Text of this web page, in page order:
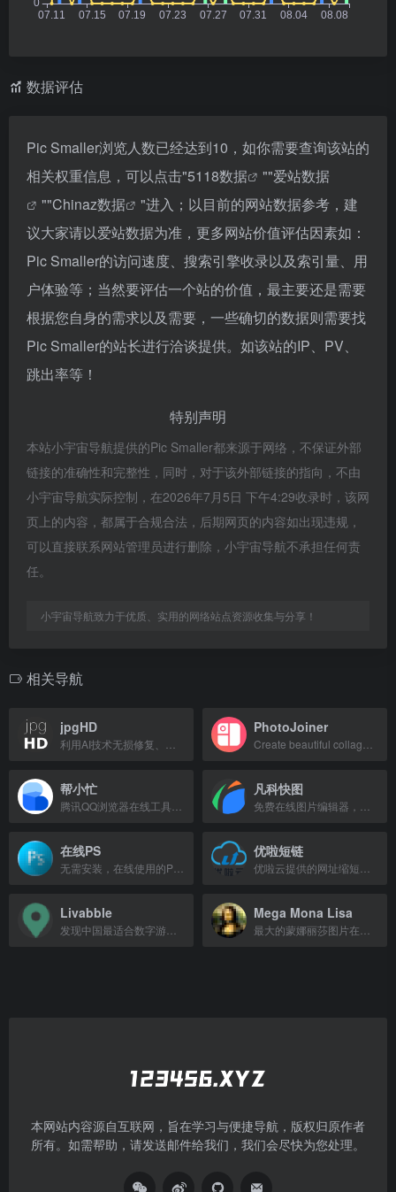
数据评估
Pic Smaller浏览人数已经达到10，如你需要查询该站的
相关权重信息，可以点击"5118数据 ""爱站数据
""Chinaz数据
"进入；以目前的网站数据参考，建
议大家请以爱站数据为准，更多网站价值评估因素如：
Pic Smaller的访问速度、搜索引擎收录以及索引量、用
户体验等；当然要评估一个站的价值，最主要还是需要
根据您自身的需求以及需要，一些确切的数据则需要找
Pic Smaller的站长进行洽谈提供。如该站的IP、PV、
跳出率等！
特别声明
本站小宇宙导航提供的Pic Smaller都来源于网络，不保证外部
链接的准确性和完整性，同时，对于该外部链接的指向，不由
小宇宙导航实际控制，在2026年7月5日 下午4:29收录时，该网
页上的内容，都属于合规合法，后期网页的内容如出现违规，
可以直接联系网站管理员进行删除，小宇宙导航不承担任何责
任。
小宇宙导航致力于优质、实用的网络站点资源收集与分享！
相关导航
jpgHD PhotoJoiner
帮小忙 凡科快图
在线PS 优啦短链
Livabble Mega Mona Lisa
本网站内容源自互联网，旨在学习与便捷导航，版权归原作者
所有。如需帮助，请发送邮件给我们，我们会尽快为您处理。